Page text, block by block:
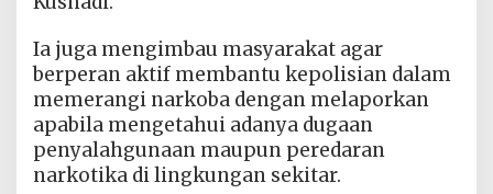
Ia juga mengimbau masyarakat agar
berperan aktif membantu kepolisian dalam
memerangi narkoba dengan melaporkan
apabila mengetahui adanya dugaan
penyalahgunaan maupun peredaran
narkotika di lingkungan sekitar.